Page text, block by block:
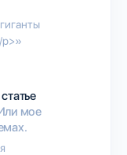
p>»
мое